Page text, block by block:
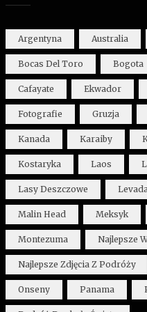
Argentyna Australia
Bocas Del Toro Bogota
Cafayate Ekwador
Fotografie Gruzja
Kanada Karaiby
Kostaryka Laos
Lasy Deszczowe Levada
Malin Head Meksyk
Montezuma Najlepsze
Najlepsze Zdjęcia Z Podróży
Onseny Panama